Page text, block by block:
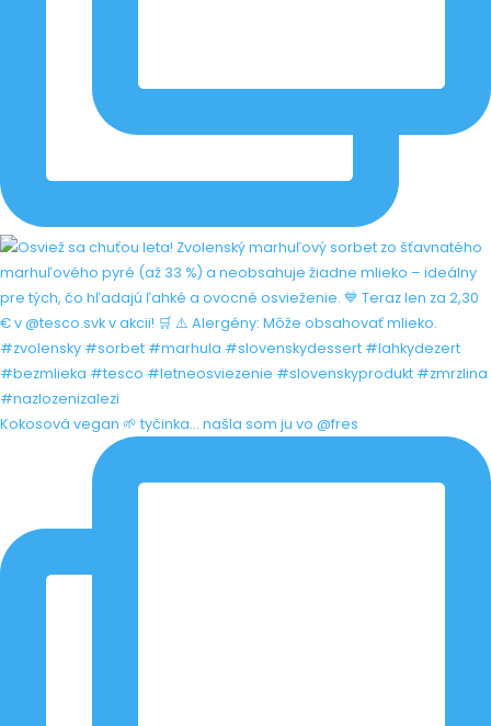
Kokosová vegan 🌱 tyčinka... našla som ju vo @fres